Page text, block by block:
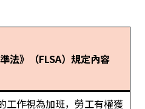
法》（FLSA）規定內容
工作視為加班，勞工有權獲